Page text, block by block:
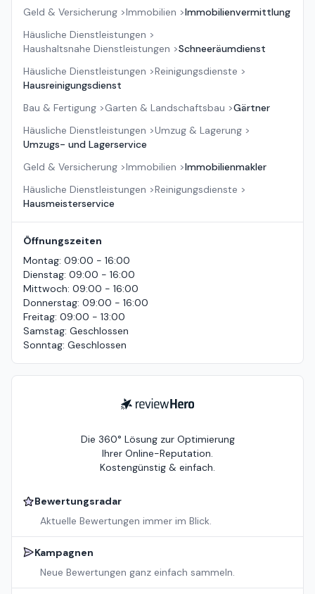
Geld & Versicherung >Immobilien >Immobilienvermittlung
Häusliche Dienstleistungen >
Haushaltsnahe Dienstleistungen >Schneeräumdienst
Häusliche Dienstleistungen >Reinigungsdienste >
Hausreinigungsdienst
Bau & Fertigung >Garten & Landschaftsbau >Gärtner
Häusliche Dienstleistungen >Umzug & Lagerung >
Umzugs- und Lagerservice
Geld & Versicherung >Immobilien >Immobilienmakler
Häusliche Dienstleistungen >Reinigungsdienste >
Hausmeisterservice
Öffnungszeiten
Montag: 09:00 - 16:00
Dienstag: 09:00 - 16:00
Mittwoch: 09:00 - 16:00
Donnerstag: 09:00 - 16:00
Freitag: 09:00 - 13:00
Samstag: Geschlossen
Sonntag: Geschlossen
ReviewHero
Die 360° Lösung zur Optimierung
Ihrer Online-Reputation.
Kostengünstig & einfach.
Bewertungsradar
Aktuelle Bewertungen immer im Blick.
Kampagnen
Neue Bewertungen ganz einfach sammeln.